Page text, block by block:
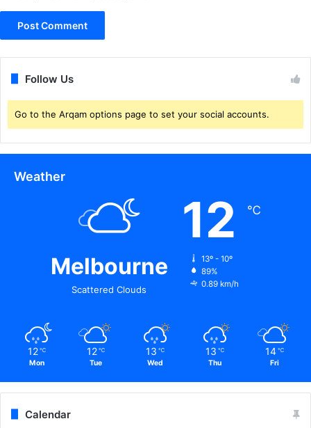
Follow Us
Go to the Arqam options page to set your social accounts.
Weather
Melbourne
Scattered Clouds
12 ℃
13º - 10º
89%
0.89 km/h
12 ℃
Mon
12 ℃
Tue
13 ℃
Wed
13 ℃
Thu
14 ℃
Fri
Calendar